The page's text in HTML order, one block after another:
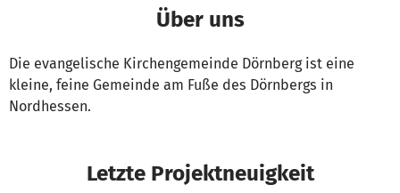
Über uns
Die evangelische Kirchengemeinde Dörnberg ist eine
kleine, feine Gemeinde am Fuße des Dörnbergs in
Nordhessen.
Letzte Projektneuigkeit